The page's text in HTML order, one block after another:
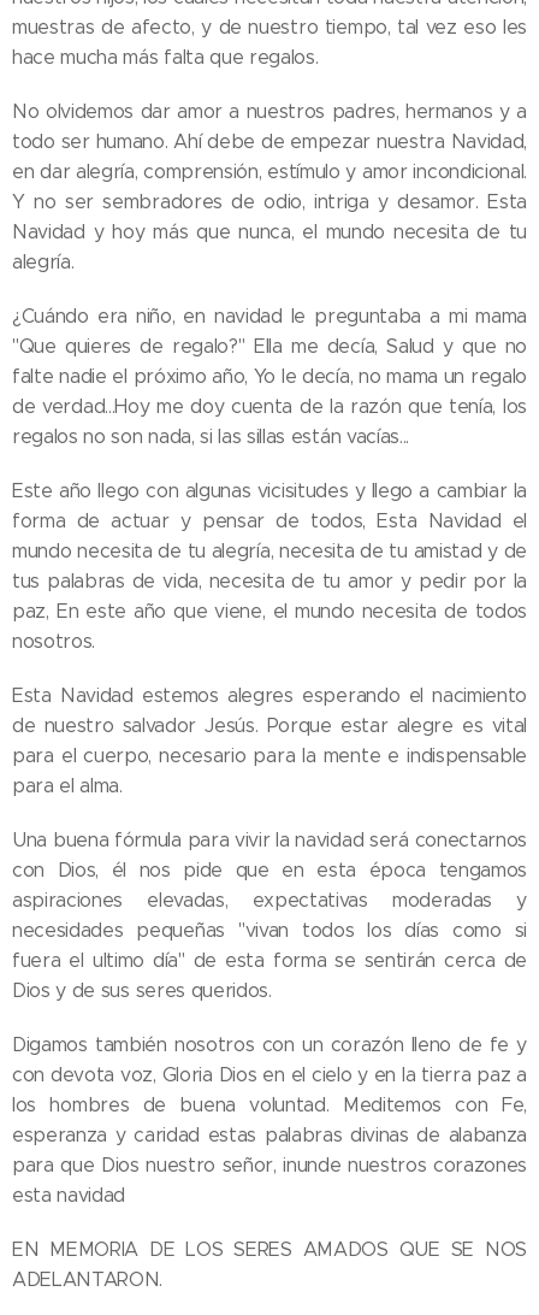
muestras de afecto, y de nuestro tiempo, tal vez eso les
hace mucha más falta que regalos.
No olvidemos dar amor a nuestros padres, hermanos y a
todo ser humano. Ahí debe de empezar nuestra Navidad,
en dar alegría, comprensión, estímulo y amor incondicional.
Y no ser sembradores de odio, intriga y desamor. Esta
Navidad y hoy más que nunca, el mundo necesita de tu
alegría.
¿Cuándo era niño, en navidad le preguntaba a mi mama
"Que quieres de regalo?" Ella me decía, Salud y que no
falte nadie el próximo año, Yo le decía, no mama un regalo
de verdad...Hoy me doy cuenta de la razón que tenía, los
regalos no son nada, si las sillas están vacías...
Este año llego con algunas vicisitudes y llego a cambiar la
forma de actuar y pensar de todos, Esta Navidad el
mundo necesita de tu alegría, necesita de tu amistad y de
tus palabras de vida, necesita de tu amor y pedir por la
paz, En este año que viene, el mundo necesita de todos
nosotros.
Esta Navidad estemos alegres esperando el nacimiento
de nuestro salvador Jesús. Porque estar alegre es vital
para el cuerpo, necesario para la mente e indispensable
para el alma.
Una buena fórmula para vivir la navidad será conectarnos
con Dios, él nos pide que en esta época tengamos
aspiraciones elevadas, expectativas moderadas y
necesidades pequeñas "vivan todos los días como si
fuera el ultimo día" de esta forma se sentirán cerca de
Dios y de sus seres queridos.
Digamos también nosotros con un corazón lleno de fe y
con devota voz, Gloria Dios en el cielo y en la tierra paz a
los hombres de buena voluntad. Meditemos con Fe,
esperanza y caridad estas palabras divinas de alabanza
para que Dios nuestro señor, inunde nuestros corazones
esta navidad
EN MEMORIA DE LOS SERES AMADOS QUE SE NOS
ADELANTARON.